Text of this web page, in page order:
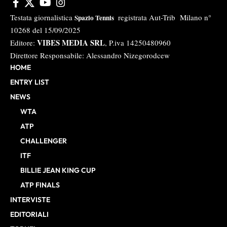
Testata giornalistica Spazio Tennis registrata Aut-Trib Milano n°
10268 del 15/09/2025
Editore: VIBES MEDIA SRL, P.iva 14250480960
Direttore Responsabile: Alessandro Nizegorodcew
HOME
ENTRY LIST
NEWS
WTA
ATP
CHALLENGER
ITF
BILLIE JEAN KING CUP
ATP FINALS
INTERVISTE
EDITORIALI